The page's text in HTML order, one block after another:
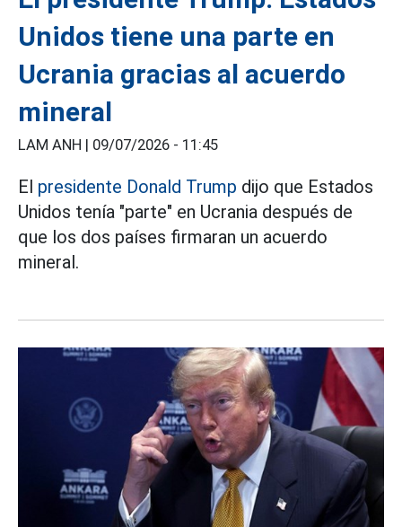
Unidos tiene una parte en
Ucrania gracias al acuerdo
mineral
LAM ANH | 09/07/2026 - 11:45
El presidente Donald Trump dijo que Estados
Unidos tenía "parte" en Ucrania después de
que los dos países firmaran un acuerdo
mineral.